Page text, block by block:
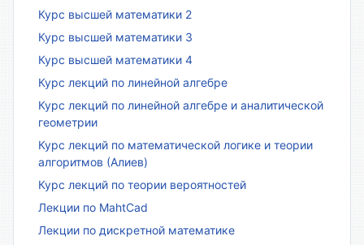
Курс высшей математики 2
Курс высшей математики 3
Курс высшей математики 4
Курс лекций по линейной алгебре
Курс лекций по линейной алгебре и аналитической
геометрии
Курс лекций по математической логике и теории
алгоритмов (Алиев)
Курс лекций по теории вероятностей
Лекции по MahtCad
Лекции по дискретной математике